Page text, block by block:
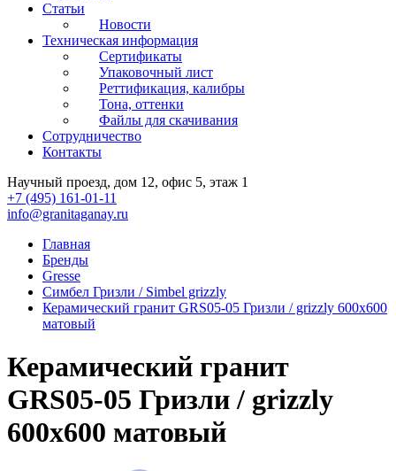
Статьи
Новости
Техническая информация
Сертификаты
Упаковочный лист
Реттификация, калибры
Тона, оттенки
Файлы для cкачивания
Сотрудничество
Контакты
Научный проезд, дом 12, офис 5, этаж 1
+7 (495) 161-01-11
info@granitaganay.ru
Главная
Бренды
Gresse
Симбел Гризли / Simbel grizzly
Керамический гранит GRS05-05 Гризли / grizzly 600x600
матовый
Керамический гранит
GRS05-05 Гризли / grizzly
600x600 матовый